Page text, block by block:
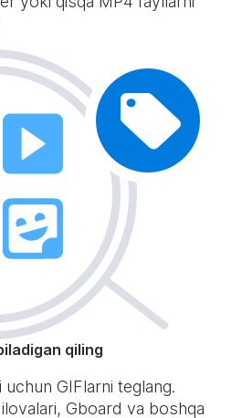
qiling
GIFlarni teglang.
Gboard va boshqa